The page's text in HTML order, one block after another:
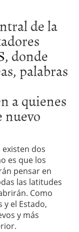
de la
, donde
palabras
a quienes
nuevo
dos
es que los
pensar en
las latitudes
Como
el Estado,
y más